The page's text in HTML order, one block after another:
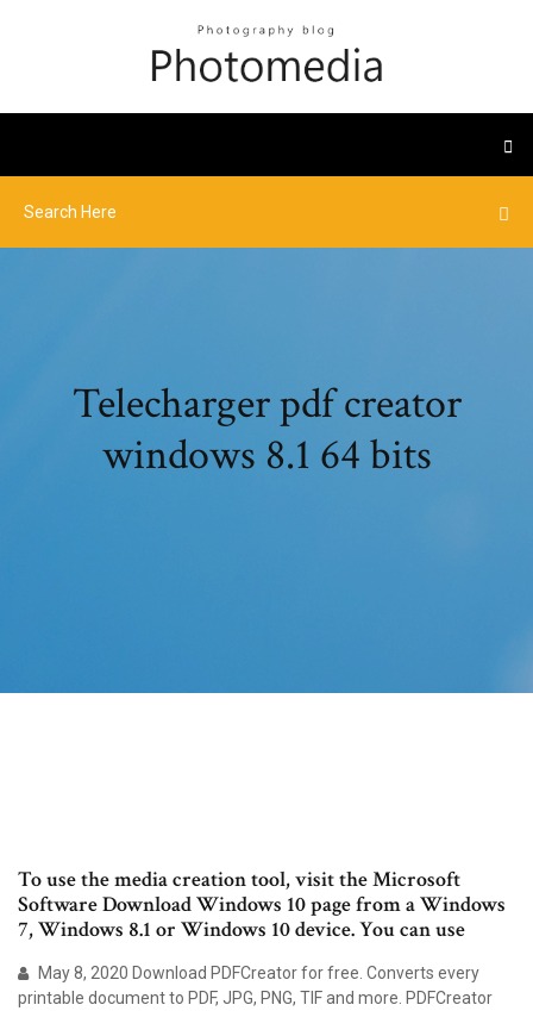
Telecharger pdf creator
windows 8.1 64 bits
To use the media creation tool, visit the Microsoft
Software Download Windows 10 page from a Windows
7, Windows 8.1 or Windows 10 device. You can use
May 8, 2020 Download PDFCreator for free. Converts every
printable document to PDF, JPG, PNG, TIF and more. PDFCreator